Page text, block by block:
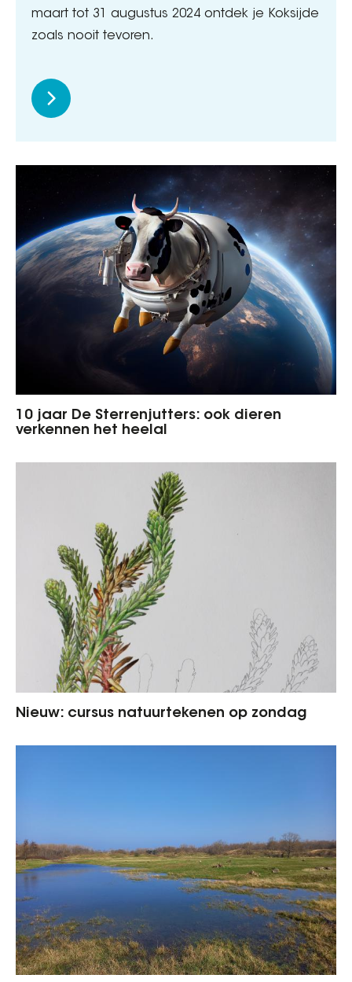
maart tot 31 augustus 2024 ontdek je Koksijde
zoals nooit tevoren.
10 jaar De Sterrenjutters: ook dieren
verkennen het heelal
Nieuw: cursus natuurtekenen op zondag